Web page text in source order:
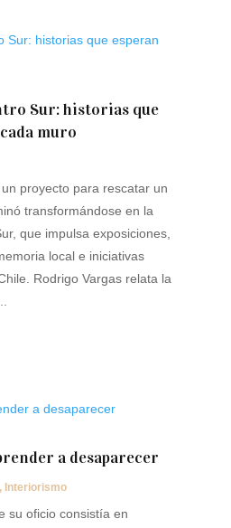
Sur: historias que
muro
proyecto para rescatar un
transformándose en la
que impulsa exposiciones,
local e iniciativas
Rodrigo Vargas relata la
a desaparecer
, Interiorismo
su oficio consistía en